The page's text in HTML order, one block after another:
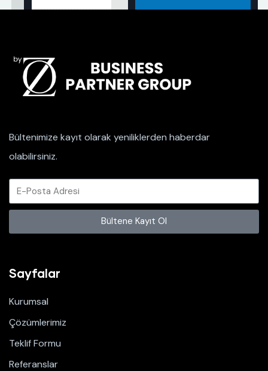
Bültenimize kayıt olarak yeniliklerden haberdar
olabilirsiniz.
Bültene Kayıt Ol
Sayfalar
Kurumsal
Çözümlerimiz
Teklif Formu
Referanslar